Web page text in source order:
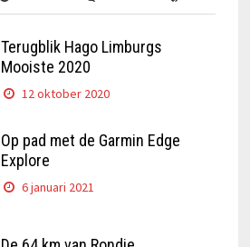
Terugblik Hago Limburgs
Mooiste 2020
12 oktober 2020
Op pad met de Garmin Edge
Explore
6 januari 2021